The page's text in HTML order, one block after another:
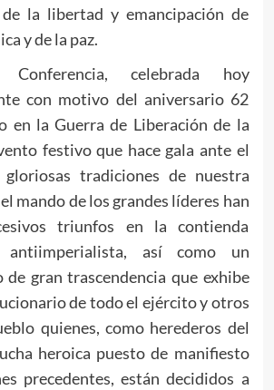
de la libertad y emancipación de
y de la paz.
celebrada hoy
con motivo del aniversario 62
en la Guerra de Liberación de la
festivo que hace gala ante el
tradiciones de nuestra
mando de los grandes líderes han
triunfos en la contienda
antiimperialista, así como un
de gran trascendencia que exhibe
de todo el ejército y otros
quienes, como herederos del
heroica puesto de manifiesto
precedentes, están decididos a